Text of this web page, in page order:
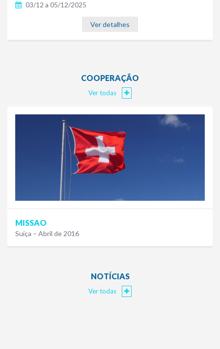
03/12 a 05/12/2025
Ver detalhes
COOPERAÇÃO
Ver todas
MISSAO
Suíça – Abril de 2016
NOTÍCIAS
Ver todas